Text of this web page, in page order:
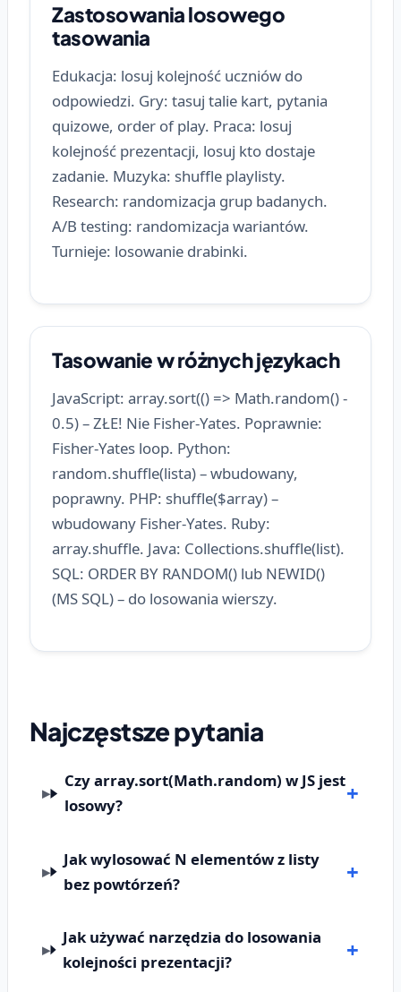
Zastosowania losowego
tasowania
Edukacja: losuj kolejność uczniów do
odpowiedzi. Gry: tasuj talie kart, pytania
quizowe, order of play. Praca: losuj
kolejność prezentacji, losuj kto dostaje
zadanie. Muzyka: shuffle playlisty.
Research: randomizacja grup badanych.
A/B testing: randomizacja wariantów.
Turnieje: losowanie drabinki.
Tasowanie w różnych językach
JavaScript: array.sort(() => Math.random() -
0.5) – ZŁE! Nie Fisher-Yates. Poprawnie:
Fisher-Yates loop. Python:
random.shuffle(lista) – wbudowany,
poprawny. PHP: shuffle($array) –
wbudowany Fisher-Yates. Ruby:
array.shuffle. Java: Collections.shuffle(list).
SQL: ORDER BY RANDOM() lub NEWID()
(MS SQL) – do losowania wierszy.
Najczęstsze pytania
Czy array.sort(Math.random) w JS jest
losowy?
Jak wylosować N elementów z listy
bez powtórzeń?
Jak używać narzędzia do losowania
kolejności prezentacji?